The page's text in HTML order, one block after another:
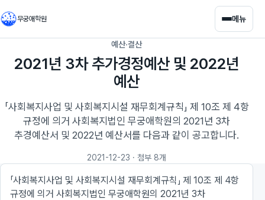
무궁애학원 메뉴
예산·결산
2021년 3차 추가경정예산 및 2022년
예산
「사회복지사업 및 사회복지시설 재무회계규칙」 제 10조 제 4항
규정에 의거 사회복지법인 무궁애학원의 2021년 3차
추경예산서 및 2022년 예산서를 다음과 같이 공고합니다.
2021-12-23 · 첨부 8개
「사회복지사업 및 사회복지시설 재무회계규칙」 제 10조 제 4항
규정에 의거 사회복지법인 무궁애학원의 2021년 3차